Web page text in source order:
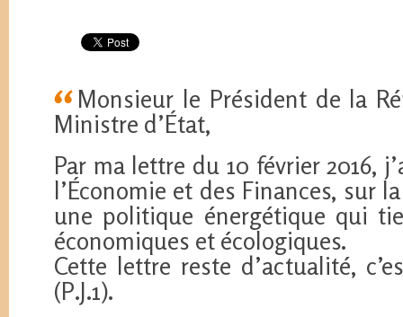
Monsieur le Président de la
Ministre d’État,
Par ma lettre du 10 février 2016,
l’Économie et des Finances, sur
une politique énergétique qui
économiques et écologiques.
Cette lettre reste d’actualité,
(P.J.1).